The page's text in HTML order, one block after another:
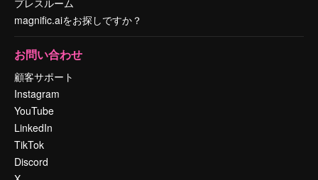
magnific.aiをお探しですか？
お問い合わせ
顧客サポート
Instagram
YouTube
LinkedIn
TikTok
Discord